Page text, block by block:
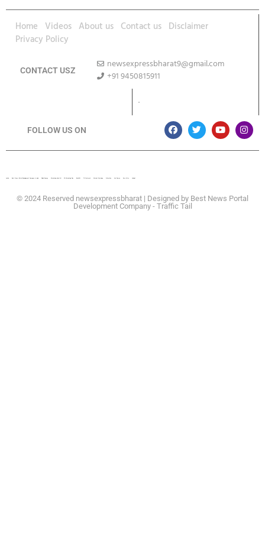
Home Videos About us Contact us Disclaimer
Privacy Policy
CONTACT USZ
newsexpressbharat9@gmail.com
+91 9450815911
FOLLOW US ON
Lexifo Best News Portal Development Company In india Digital Convey Marketing Hack 4U 99 Marketing Tips Buzz4AI 7K Network Market Mystique Ai Assistica Ask Daman Earn Yatra
© 2024 Reserved newsexpressbharat | Designed by Best News Portal
Development Company- Traffic Tail